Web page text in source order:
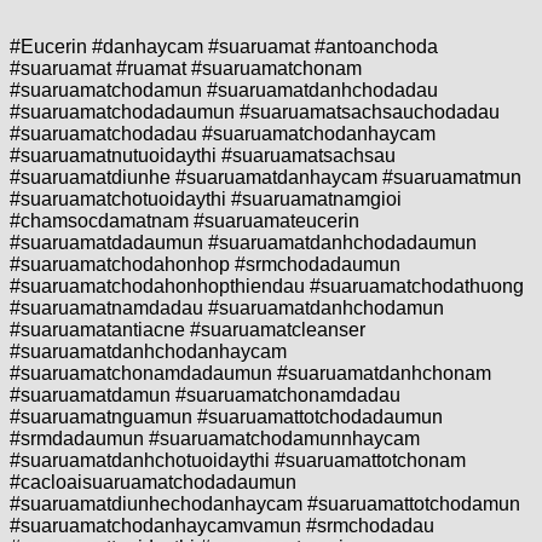
#Eucerin #danhaycam #suaruamat #antoanchoda
#suaruamat #ruamat #suaruamatchonam
#suaruamatchodamun #suaruamatdanhchodadau
#suaruamatchodadaumun #suaruamatsachsauchodadau
#suaruamatchodadau #suaruamatchodanhaycam
#suaruamatnutuoidaythi #suaruamatsachsau
#suaruamatdiunhe #suaruamatdanhaycam #suaruamatmun
#suaruamatchotuoidaythi #suaruamatnamgioi
#chamsocdamatnam #suaruamateucerin
#suaruamatdadaumun #suaruamatdanhchodadaumun
#suaruamatchodahonhop #srmchodadaumun
#suaruamatchodahonhopthiendau #suaruamatchodathuong
#suaruamatnamdadau #suaruamatdanhchodamun
#suaruamatantiacne #suaruamatcleanser
#suaruamatdanhchodanhaycam
#suaruamatchonamdadaumun #suaruamatdanhchonam
#suaruamatdamun #suaruamatchonamdadau
#suaruamatnguamun #suaruamattotchodadaumun
#srmdadaumun #suaruamatchodamunnhaycam
#suaruamatdanhchotuoidaythi #suaruamattotchonam
#cacloaisuaruamatchodadaumun
#suaruamatdiunhechodanhaycam #suaruamattotchodamun
#suaruamatchodanhaycamvamun #srmchodadau